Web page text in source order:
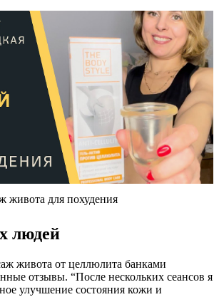
живота для похудения
людей
живота от целлюлита банками
отзывы. “После нескольких сеансов я
улучшение состояния кожи и